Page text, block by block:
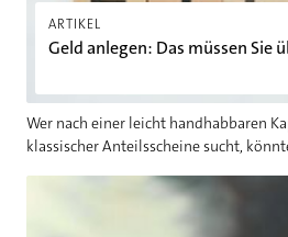
ARTIKEL
Geld anlegen: Das müssen Sie
Wer nach einer leicht handhabbaren
klassischer Anteilsscheine sucht,
So lässt sich im Alltag Geld